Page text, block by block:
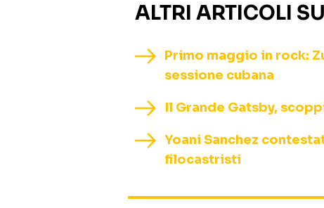
ALTRI ARTICOLI SU
Primo maggio in rock:
sessione cubana
Il Grande Gatsby,
Yoani Sanchez
filocastristi